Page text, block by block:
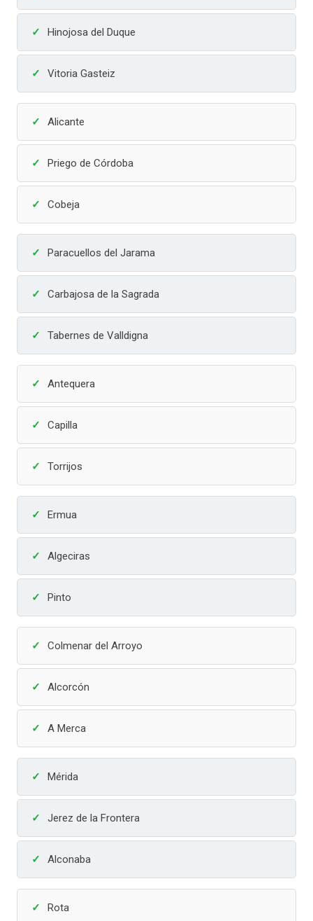
Hinojosa del Duque
Vitoria Gasteiz
Alicante
Priego de Córdoba
Cobeja
Paracuellos del Jarama
Carbajosa de la Sagrada
Tabernes de Valldigna
Antequera
Capilla
Torrijos
Ermua
Algeciras
Pinto
Colmenar del Arroyo
Alcorcón
A Merca
Mérida
Jerez de la Frontera
Alconaba
Rota